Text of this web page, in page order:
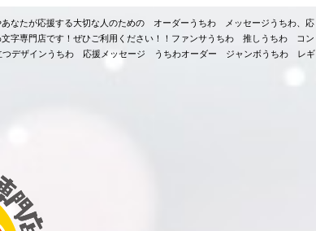
たが応援する大切な人のための オーダーうちわ メッセージうちわ、応
字専門店です！ぜひご利用ください！！ファンサうちわ 推しうちわ コン
デザインうちわ 応援メッセージ うちわオーダー ジャンボうちわ レギ